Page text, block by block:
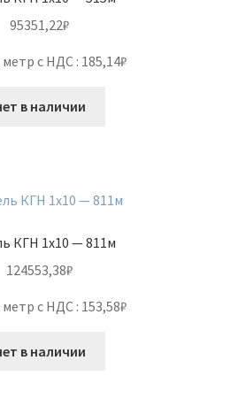
95351,22₽
с НДС : 185,14₽
в наличии
КГН 1х10 — 811м
124553,38₽
с НДС : 153,58₽
в наличии